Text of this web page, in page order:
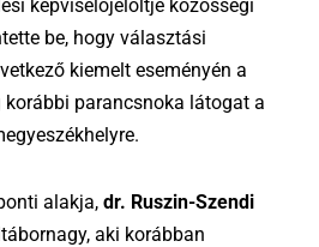
képviselőjelöltje közösségi
be, hogy választási
kiemelt eseményén a
korábbi parancsnoka látogat a
alakja, dr. Ruszin-Szendi
aki korábban